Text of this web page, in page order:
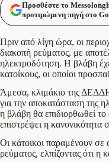
Προσθέστε το
προτιμώμενη πηγή στο
Πριν από λίγη ώρα, οι
διακοπή ρεύματος, με
ηλεκτροδότηση. Η βλάβη
κατοίκους, οι οποίοι
Άμεσα, κλιμάκιο της
για την αποκατάσταση της
η βλάβη θα επιδιορθωθεί
επιστρέψει η κανονικότητα
Οι κάτοικοι παραμένουν σε
ρεύματος, ελπίζοντας ότι